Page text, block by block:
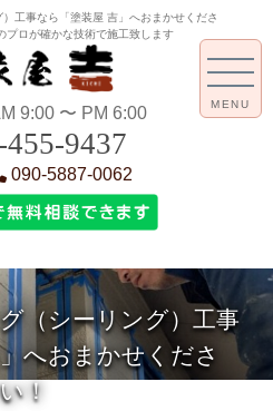
工事なら「塗装屋 吉」へおまかせくださ
プロが確かな技術で施工致します
9:00 〜 PM 6:00
455-9437
090-5887-0062
（シーリング）工事
へおまかせくださ
い！
MENU